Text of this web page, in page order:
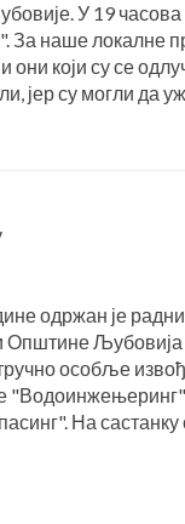
У 19 часова
За наше локалне
они који су се
јер су могли да
одржан је
Општине Љубовија
особље
На